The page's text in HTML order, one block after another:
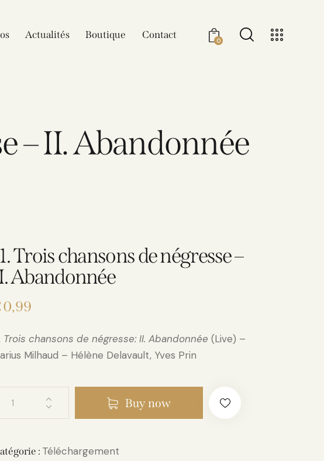
Actualités Boutique Contact 0
– II. Abandonnée
Trois chansons de négresse –
Abandonnée
0,99
Trois chansons de négresse: II. Abandonnée (Live) –
Milhaud – Hélène Delavault, Yves Prin
Buy now
: Téléchargement